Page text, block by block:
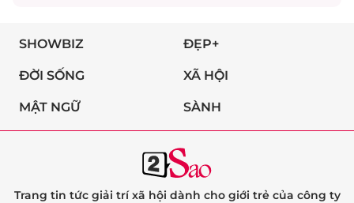
SHOWBIZ ĐẸP+
ĐỜI SỐNG XÃ HỘI
MẬT NGỮ SÀNH
Trang tin tức giải trí xã hội dành cho giới trẻ của công ty